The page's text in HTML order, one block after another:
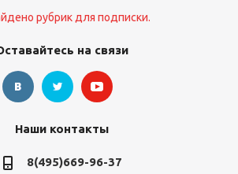
рубрик для подписки.
на связи
Наши контакты
8(495)669-96-37